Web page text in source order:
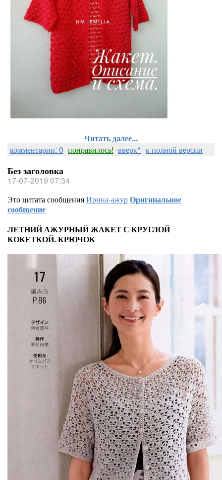
Читать далее...
комментарии: 0 понравилось! вверх^ к полной версии
Без заголовка
17-07-2019 07:34
Это цитата сообщенияИрина-ажурОригинальное
сообщение
ЛЕТНИЙ АЖУРНЫЙ ЖАКЕТ С КРУГЛОЙ
КОКЕТКОЙ. КРЮЧОК